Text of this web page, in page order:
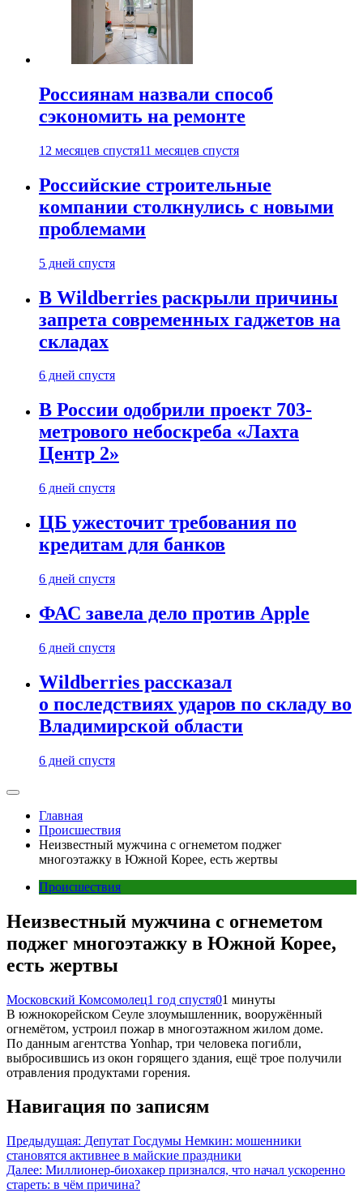
Россиянам назвали способ
сэкономить на ремонте
12 месяцев спустя11 месяцев спустя
Российские строительные
компании столкнулись с новыми
проблемами
5 дней спустя
В Wildberries раскрыли причины
запрета современных гаджетов на
складах
6 дней спустя
В России одобрили проект 703-
метрового небоскреба «Лахта
Центр 2»
6 дней спустя
ЦБ ужесточит требования по
кредитам для банков
6 дней спустя
ФАС завела дело против Apple
6 дней спустя
Wildberries рассказал
о последствиях ударов по складу во
Владимирской области
6 дней спустя
Главная
Происшествия
Неизвестный мужчина с огнеметом поджег
многоэтажку в Южной Корее, есть жертвы
Происшествия
Неизвестный мужчина с огнеметом
поджег многоэтажку в Южной Корее,
есть жертвы
Московский Комсомолец1 год спустя01 минуты
В южнокорейском Сеуле злоумышленник, вооружённый
огнемётом, устроил пожар в многоэтажном жилом доме.
По данным агентства Yonhap, три человека погибли,
выбросившись из окон горящего здания, ещё трое получили
отравления продуктами горения.
Навигация по записям
Предыдущая: Депутат Госдумы Немкин: мошенники
становятся активнее в майские праздники
Далее: Миллионер-биохакер признался, что начал ускоренно
стареть: в чём причина?